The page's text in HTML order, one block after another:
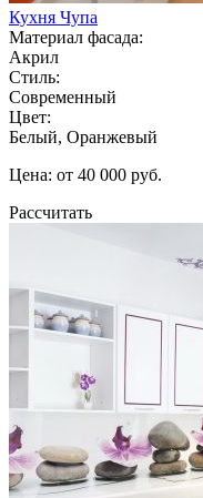
Кухня Чупа
Материал фасада:
Акрил
Стиль:
Современный
Цвет:
Белый, Оранжевый
Цена: от 40 000 руб.
Рассчитать